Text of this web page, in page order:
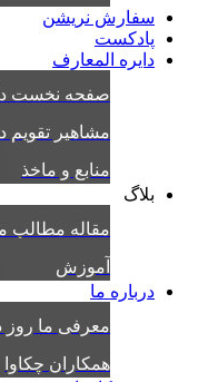
سفارش نریشن
پادکست
دایره المعارف
صفحه نخست
مشاهیر تقویم
منابع و ماخذ
بلاگ
مقاله مطالب
آموزش
درباره ما
معرفی ما روز
همکاران چکاوا